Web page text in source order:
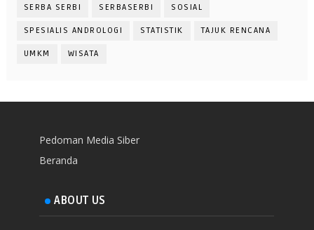
SERBA SERBI SERBASERBI SOSIAL
SPESIALIS ANDROLOGI STATISTIK TAJUK RENCANA
UMKM WISATA
Pedoman Media Siber
Beranda
ABOUT US